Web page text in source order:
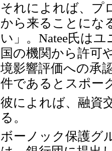
それによれば、プ
から来ることにな
い」。Natee氏は
国の機関から許可
境影響評価への承
件であるとスポー
彼によれば、融資
る。
ボーノック保護グ